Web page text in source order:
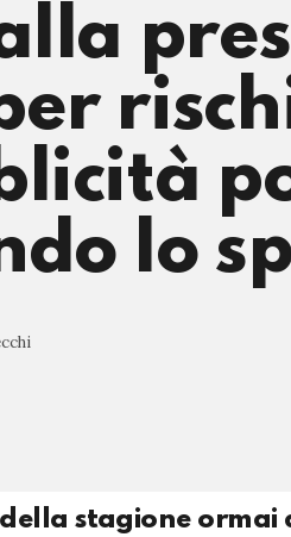
lo
della stagione